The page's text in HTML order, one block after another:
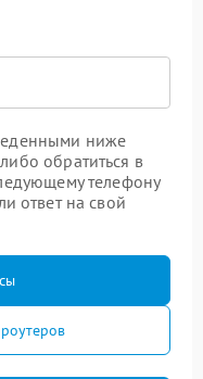
ниже
обратиться в
телефону
ответ на свой